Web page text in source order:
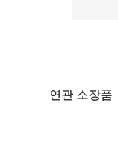
연관 소장품